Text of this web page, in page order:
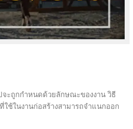
จะถูกกำหนดด้วยลักษณะของงาน วิธี
ช้ในงานก่อสร้างสามารถจำแนกออก